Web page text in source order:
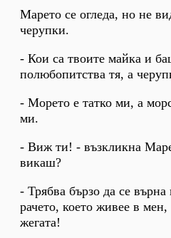
Марето се огледа, но не
черупки.
- Кои са твоите майка и
полюбопитства тя, а
- Морето е татко ми, а
ми.
- Виж ти! - възкликна
викаш?
- Трябва бързо да се
рачето, което живее в мен,
жегата!